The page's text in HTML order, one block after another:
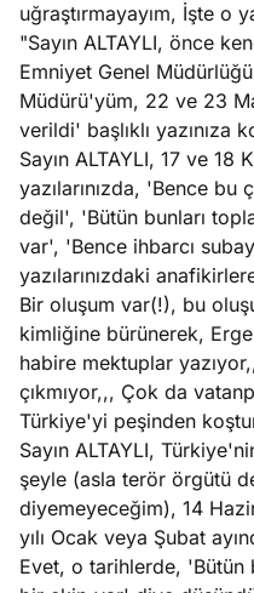
uğraştırmayayım, İşte o
"Sayın ALTAYLI, önce
Emniyet Genel
Müdürü'yüm, 22 ve 23
verildi' başlıklı yazınıza
Sayın ALTAYLI, 17 ve 18
yazılarınızda, 'Bence bu
değil', 'Bütün bunları
var', 'Bence ihbarcı
yazılarınızdaki
Bir oluşum var(!), bu
kimliğine bürünerek,
habire mektuplar
çıkmıyor,,, Çok da
Türkiye'yi peşinden
Sayın ALTAYLI,
şeyle (asla terör örgütü
diyemeyeceğim), 14
yılı Ocak veya Şubat
Evet, o tarihlerde, 'Bütün